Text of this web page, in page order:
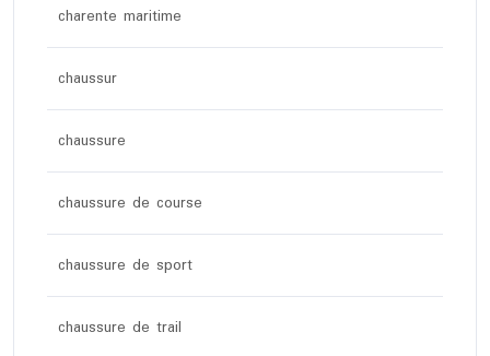
charente maritime
chaussur
chaussure
chaussure de course
chaussure de sport
chaussure de trail